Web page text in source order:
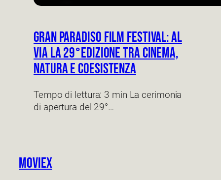
Gran Paradiso Film Festival: al
via la 29°edizione tra cinema,
natura e coesistenza
Tempo di lettura: 3 min La cerimonia
di apertura del 29°…
Moviex